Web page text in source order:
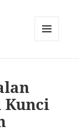
Kunci